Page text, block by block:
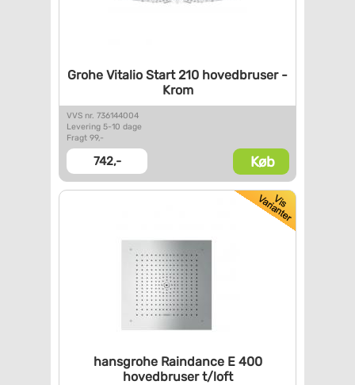
Grohe Vitalio Start 210 hovedbruser -
Krom
VVS nr. 736144004
Levering 5-10 dage
Fragt 99,-
742,- Køb
hansgrohe Raindance E 400
hovedbruser t/loft